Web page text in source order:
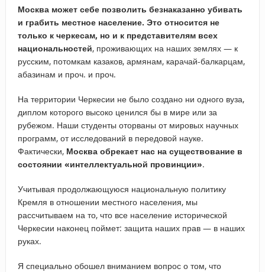
Москва может себе позволить безнаказанно убивать
и грабить местное население. Это относится не
только к черкесам, но и к представителям всех
национальностей, проживающих на наших землях — к
русским, потомкам казаков, армянам, карачай-балкарцам,
абазинам и проч. и проч.
На территории Черкесии не было создано ни одного вуза,
диплом которого высоко ценился бы в мире или за
рубежом. Наши студенты оторваны от мировых научных
программ, от исследований в передовой науке.
Фактически, Москва обрекает нас на существование в
состоянии «интеллектуальной провинции».
Учитывая продолжающуюся национальную политику
Кремля в отношении местного населения, мы
рассчитываем на то, что все население исторической
Черкесии наконец поймет: защита наших прав — в наших
руках.
Я специально обошел вниманием вопрос о том, что